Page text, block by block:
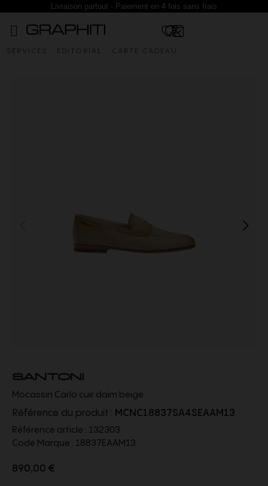
Livraison partout - Paiement en 4 fois sans frais
SERVICES EDITORIAL CARTE CADEAU
SANTONI
Mocassin Carlo cuir daim beige
Référence du produit : MCNC18837SA4SEAAM13
Référence article : 132303
Code Marque : 18837EAAM13
890,00 €